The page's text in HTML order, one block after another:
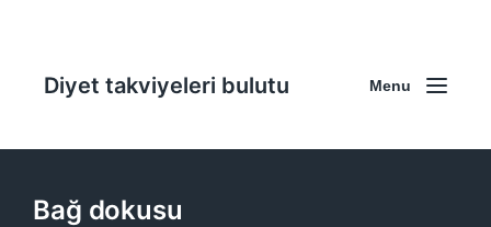
Diyet takviyeleri bulutu Menu
Bağ dokusu